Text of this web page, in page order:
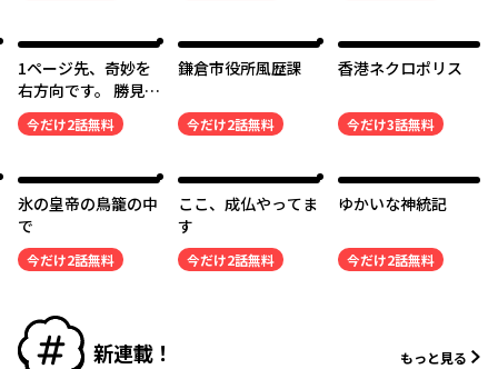
1ページ先、奇妙を
右方向です。 勝見ふ
うたろー作品集
今だけ2話無料
鎌倉市役所風歴課
今だけ2話無料
香港ネクロポリス
今だけ3話無料
氷の皇帝の鳥籠の中
で
今だけ2話無料
ここ、成仏やってま
す
今だけ2話無料
ゆかいな神統記
今だけ2話無料
新連載！ もっと見る